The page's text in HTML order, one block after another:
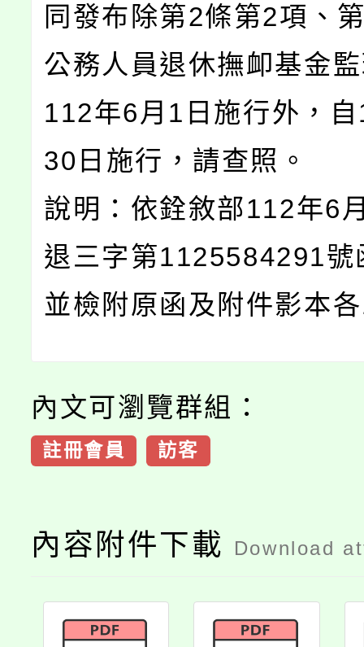
同發布除第2條第2項、
公務人員退休撫卹基金
112年6月1日施行外，
30日施行，請查照。
說明：依銓敘部112年6
退三字第1125584291號
並檢附原函及附件影本
內文可瀏覽群組：
註冊會員 訪客
內容附件下載 Download